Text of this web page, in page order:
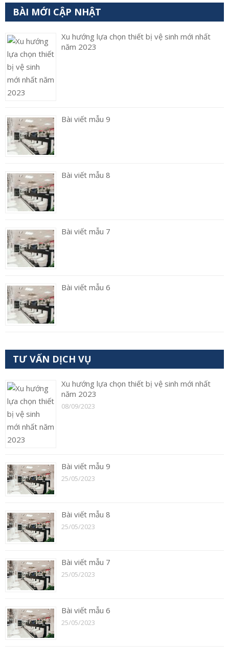
BÀI MỚI CẬP NHẬT
Xu hướng lựa chọn thiết bị vệ sinh mới nhất
năm 2023
Bài viết mẫu 9
Bài viết mẫu 8
Bài viết mẫu 7
Bài viết mẫu 6
TƯ VẤN DỊCH VỤ
Xu hướng lựa chọn thiết bị vệ sinh mới nhất
năm 2023
08/09/2023
Bài viết mẫu 9
25/05/2023
Bài viết mẫu 8
25/05/2023
Bài viết mẫu 7
25/05/2023
Bài viết mẫu 6
25/05/2023